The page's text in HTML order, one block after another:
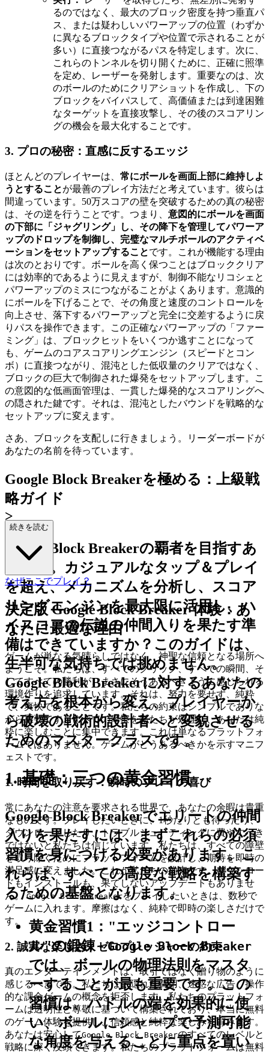
るのではなく、最大のブロック密度を持つ垂直パ
ス、または疑わしいパワーアップの位置（わずか
に異なるブロックタイプや位置で示されることが
多い）に直接つながるパスを特定します。次に、
これらのトンネルを切り開くために、正確に照準
を定め、レーザーを発射します。重要なのは、次
のボールのためにクリアショットを作成し、下の
ブロックをバイパスして、高価値または到達困難
なターゲットを直接攻撃し、その後のスコアリン
グの機会を最大化することです。
3. プロの秘密：直感に反するエッジ
ほとんどのプレイヤーは、 常にボールを画面上部に維持しよ
うとすることが最善のプレイ方法だと考えています。彼らは
間違っています。50万スコアの壁を突破するための真の秘密
は、その逆を行うことです。つまり、 意図的にボールを画面
の下部に「ジャグリング」し、その降下を管理してパワーア
ップのドロップを制御し、完璧なマルチボールのアクティベ
ーションをセットアップすることです。これが機能する理由
は次のとおりです。ボールを高く保つことはブロッククリア
には効率的であるように見えますが、制御不能なリコシェと
パワーアップのミスにつながることがよくあります。意識的
にボールを下げることで、その角度と速度のコントロールを
向上させ、落下するパワーアップと完全に交差するように戻
りパスを操作できます。この正確なパワーアップの「ファー
ミング」は、ブロックヒットをいくつか逃すことになって
も、ゲームのコアスコアリングエンジン（スピードとコン
ボ）に直接つながり、混沌とした低収量のクリアではなく、
ブロックの巨大で制御された爆発をセットアップします。こ
の意図的な低画面管理は、一貫した爆発的なスコアリングへ
の隠された鍵です。それは、混沌としたバウンドを戦略的な
セットアップに変えます。
さあ、ブロックを支配しに行きましょう。リーダーボードが
あなたの名前を待っています。
Google Block Breakerを極める：上級戦
略ガイド
>
さあ、Block Breakerの覇者を目指すあ
なたへ。カジュアルなタップ＆プレイ
を超え、メカニズムを分析し、スコア
リングエンジンを最大限に活用し、ハ
イスコアの伝説の仲間入りを果たす準
備はできていますか？このガイドは、
生半可な気持ちでは挑めません。
Google Block Breakerに対するあなたの
考え方を根本から変え、プレイヤーか
ら破壊の戦術的設計者へと変貌させる
ためのマスタークラスです。
1. 基礎：三つの黄金習慣
Google Block Breakerでエリートの仲間
入りを果たすには、まずこれらの必須
習慣を身につける必要があります。こ
れらは、すべての高度な戦略を構築す
るための基盤となります。
黄金習慣1："エッジコントロー
ル"の鍛錬-Google Block Breaker
では、ボールの物理法則をマスタ
ーすることが最も重要です。この
習慣は、パドルの端を効果的に使
い、ボールにシャープで予測可能
な角度を与えることに重点を置い
続きを読む
なぜここでプレイ？
決定版 Google Block Breaker 体験：あ
なたに最適な理由
ゲームが単なる気晴らしではなく、神聖な信頼となる場所へ
ようこそ。私たちは、すべてのクリック、すべての瞬間、そ
してすべての勝利が、まさにそうあるべきように感じられる
環境作りを追求しています。それは、努力を要せず、純粋
で、爽快であることです。私たちの約束はシンプルでありな
がら重要です。すべての摩擦を私たちが処理し、あなたは純
粋に楽しむことに集中できます。これは単なるプラットフォ
ームではありません。ゲームがどうあるべきかを示すマニフ
ェストです。
1. 時間を取り戻す：瞬時のプレイの喜び
常にあなたの注意を要求される世界で、あなたの余暇は貴重
なものです。プレイしたいときに、1秒たりとも待ったり、
ダウンロードしたり、トラブルシューティングに費やすべき
ではないと私たちは信じています。私たちは、すべての障壁
を取り除くためにプラットフォームを設計し、期待を即時の
満足感に変えました。これが私たちの約束です。ダウンロー
ドもインストールも、果てしないアップデートもありませ
ん。Google Block Breakerをプレイしたいときは、数秒で
ゲームに入れます。摩擦はなく、純粋で即時の楽しさだけで
す。
2. 誠実な楽しさ：ゼロプレッシャーの約束
真のエンターテインメントは、取引ではなく贈り物のように
感じるべきです。私たちは、隠れた費用、迷惑な広告、操作
的な課金ゲームの概念を拒否します。私たちのプラットフォ
ームは透明性と尊敬に基づいて構築されており、本当に無料
のゲーム体験を提供し、信頼感と純粋な楽しみを育みます。
あなたは安心してGoogle Block Breakerのすべてのレベルと
戦略に深く没頭できます。私たちのプラットフォームは無料